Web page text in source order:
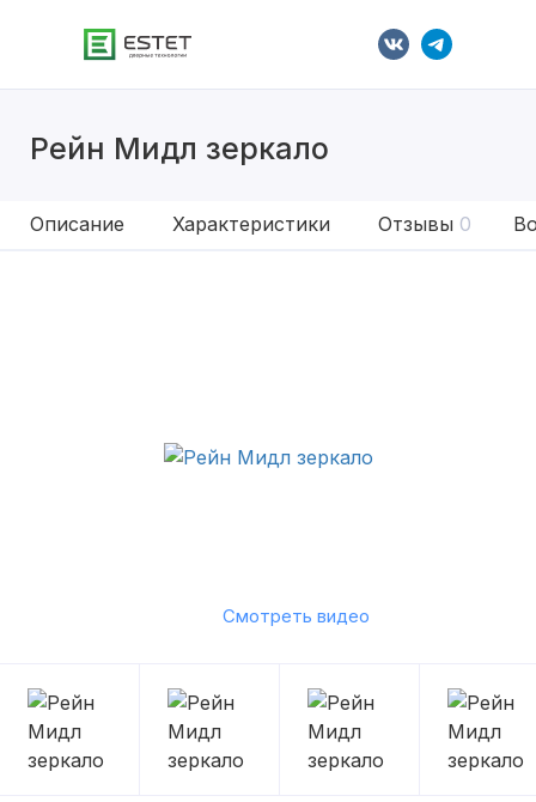
Рейн Мидл зеркало
Описание Характеристики Отзывы 0
Смотреть видео